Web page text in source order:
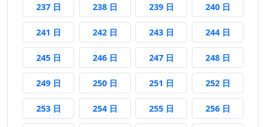
237 日237 日後238 日238 日後239 日239 日後240 日240 日後
241 日241 日後242 日242 日後243 日243 日後244 日244 日後
245 日245 日後246 日246 日後247 日247 日後248 日248 日後
249 日249 日後250 日250 日後251 日251 日後252 日252 日後
253 日253 日後254 日254 日後255 日255 日後256 日256 日後